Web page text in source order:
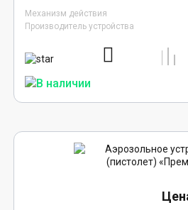
Механизм действия
Производитель устройства